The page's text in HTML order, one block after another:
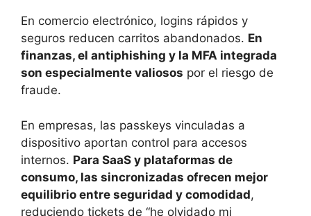
En comercio electrónico, logins rápidos y
seguros reducen carritos abandonados. En
finanzas, el antiphishing y la MFA integrada
son especialmente valiosos por el riesgo de
fraude.
En empresas, las passkeys vinculadas a
dispositivo aportan control para accesos
internos. Para SaaS y plataformas de
consumo, las sincronizadas ofrecen mejor
equilibrio entre seguridad y comodidad,
reduciendo tickets de “he olvidado mi